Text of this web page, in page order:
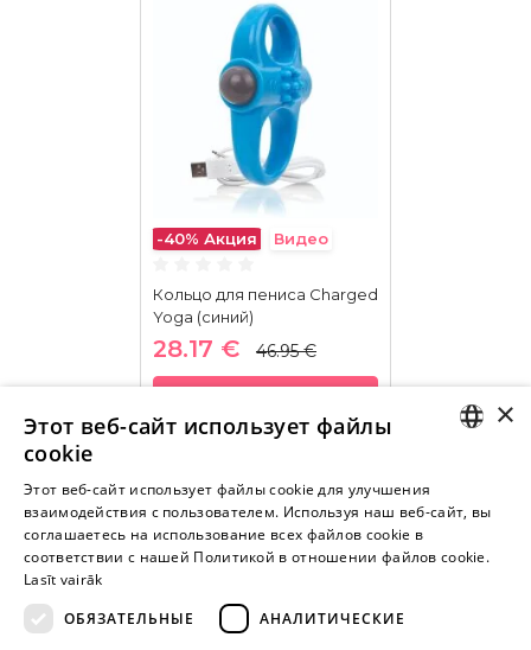
-40% Акция Видео
Кольцо для пениса Charged
Yoga (синий)
28.17 € 46.95 €
Внимание! Yesyes.lv содержит откровенную сексуальную
информацию и изо.
ПРОДОЛЖАЙТЕ
RUSSIAN
×
Этот веб-сайт использует файлы
cookie
Этот веб-сайт использует файлы cookie для улучшения
взаимодействия с пользователем. Используя наш веб-сайт, вы
соглашаетесь на использование всех файлов cookie в
соответствии с нашей Политикой в ​​отношении файлов cookie.
Lasīt vairāk
ОБЯЗАТЕЛЬНЫЕ
АНАЛИТИЧЕСКИЕ